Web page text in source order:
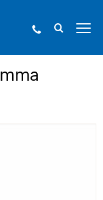
accessori
Nastri